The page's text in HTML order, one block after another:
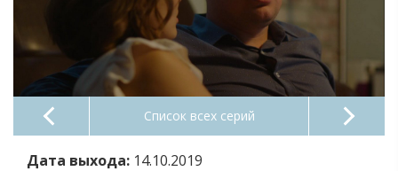
Список всех серий
Дата выхода: 14.10.2019